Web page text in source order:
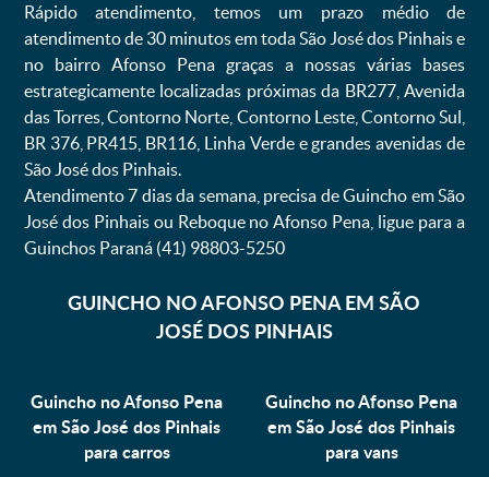
Rápido atendimento, temos um prazo médio de
atendimento de 30 minutos em toda São José dos Pinhais e
no bairro Afonso Pena graças a nossas várias bases
estrategicamente localizadas próximas da BR277, Avenida
das Torres, Contorno Norte, Contorno Leste, Contorno Sul,
BR 376, PR415, BR116, Linha Verde e grandes avenidas de
São José dos Pinhais.
Atendimento 7 dias da semana, precisa de Guincho em São
José dos Pinhais ou Reboque no Afonso Pena, ligue para a
Guinchos Paraná (41) 98803-5250
GUINCHO NO AFONSO PENA EM SÃO
JOSÉ DOS PINHAIS
Guincho no Afonso Pena
em São José dos Pinhais
paracarros
Guincho no Afonso Pena
em São José dos Pinhais
paravans